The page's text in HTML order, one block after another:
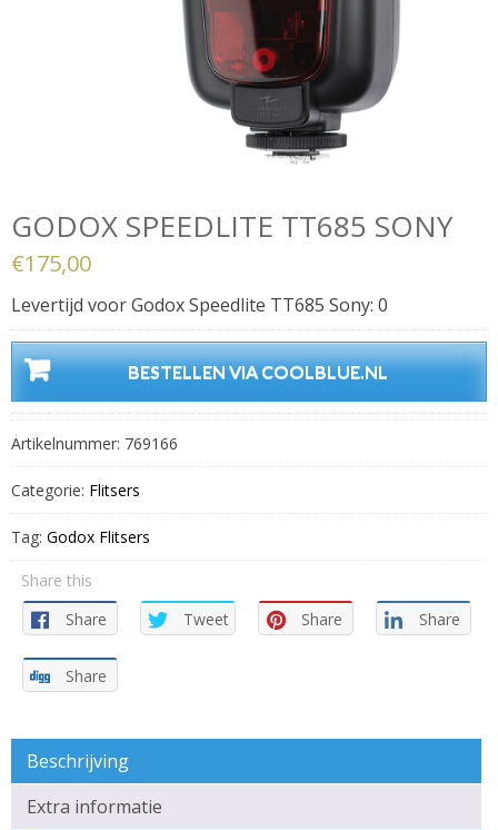
GODOX SPEEDLITE TT685 SONY
€175,00
Levertijd voor Godox Speedlite TT685 Sony: 0
BESTELLEN VIA COOLBLUE.NL
Artikelnummer: 769166
Categorie: Flitsers
Tag: Godox Flitsers
Share this
Share
Tweet Share Share
Share
Beschrijving
Extra informatie